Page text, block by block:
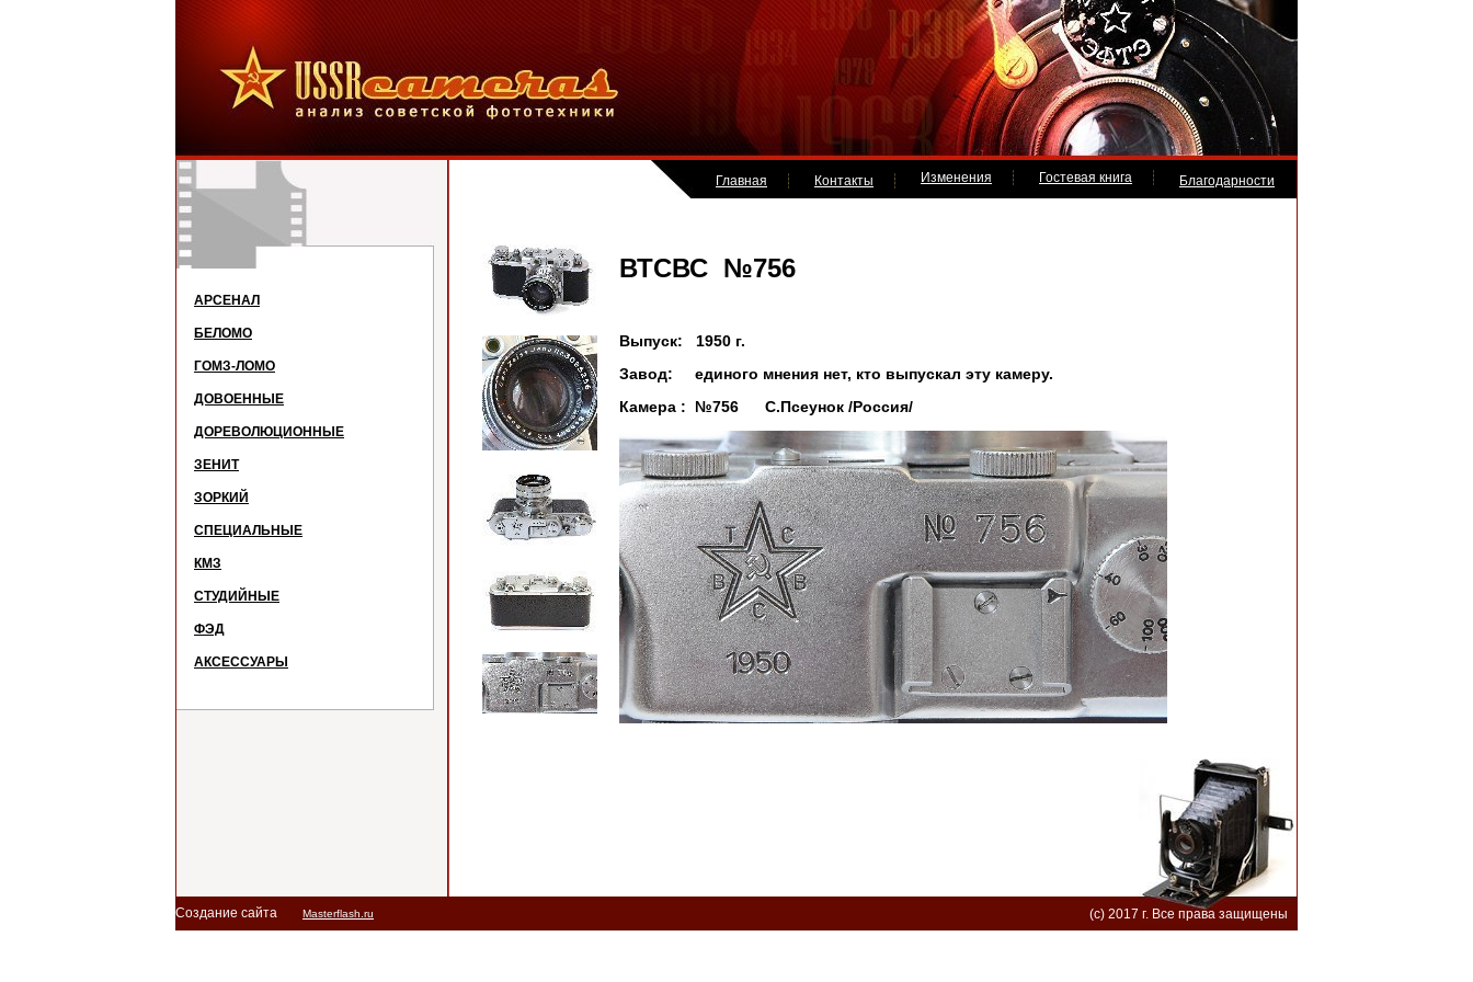
АРСЕНАЛ
БЕЛОМО
ГОМЗ-ЛОМО
ДОВОЕННЫЕ
ДОРЕВОЛЮЦИОННЫЕ
ЗЕНИТ
ЗОРКИЙ
СПЕЦИАЛЬНЫЕ
КМЗ
СТУДИЙНЫЕ
ФЭД
АКСЕССУАРЫ
Главная Контакты Изменения Гостевая книга Благодарности
ВТСВС №756
Выпуск: 1950 г.
Завод: единого мнения нет, кто выпускал эту камеру.
Камера : №756 С.Псеунок /Россия/
Создание сайта Masterflash.ru (c) 2017 г. Все права защищены